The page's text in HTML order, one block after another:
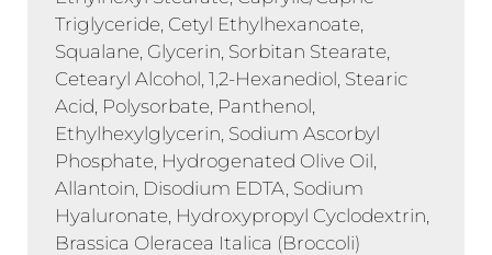
Triglyceride, Cetyl Ethylhexanoate,
Squalane, Glycerin, Sorbitan Stearate,
Cetearyl Alcohol, 1,2-Hexanediol, Stearic
Acid, Polysorbate, Panthenol,
Ethylhexylglycerin, Sodium Ascorbyl
Phosphate, Hydrogenated Olive Oil,
Allantoin, Disodium EDTA, Sodium
Hyaluronate, Hydroxypropyl Cyclodextrin,
Brassica Oleracea Italica (Broccoli)